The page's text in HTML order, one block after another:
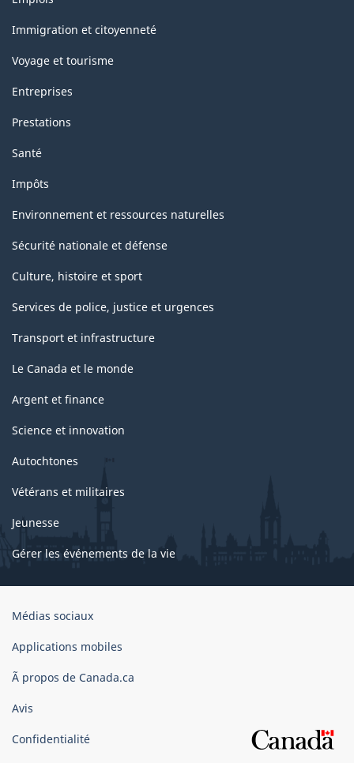
sujets
Immigration et citoyenneté
Voyage et tourisme
Entreprises
Prestations
Santé
Impôts
Environnement et ressources naturelles
Sécurité nationale et défense
Culture, histoire et sport
Services de police, justice et urgences
Transport et infrastructure
Le Canada et le monde
Argent et finance
Science et innovation
Autochtones
Vétérans et militaires
Jeunesse
Gérer les événements de la vie
Organisation
gouvernement
Canada
Médias sociaux
Applications mobiles
Ã propos de Canada.ca
Avis
Confidentialité